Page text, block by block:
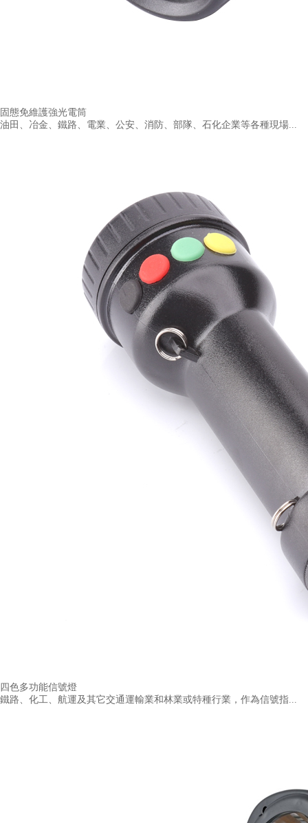
固態免維護強光電筒
油田、冶金、鐵路、電業、公安、消防、部隊、石化企業等各種現場...
四色多功能信號燈
鐵路、化工、航運及其它交通運輸業和林業或特種行業，作為信號指...